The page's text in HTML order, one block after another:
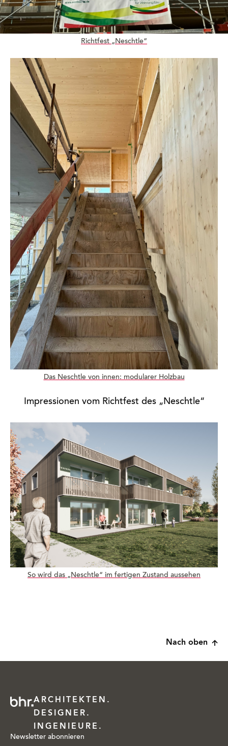
Richtfest „Neschtle“
Das Neschtle von innen: modularer Holz­bau
Impressionen vom Richtfest des „Neschtle“
So wird das „Neschtle“ im fertigen Zustand aussehen
Nach oben
ARCHITEKTEN.
DESIGNER.
INGENIEURE.
Newsletter abonnieren